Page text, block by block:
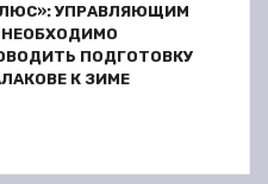
УПРАВЛЯЮЩИМ
ПОДГОТОВКУ
К ЗИМЕ